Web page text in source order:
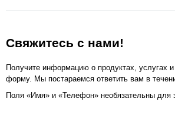
Свяжитесь с нами!
Получите информацию о продуктах, услугах
форму. Мы постараемся ответить вам в
Поля «Имя» и «Телефон» необязательны для